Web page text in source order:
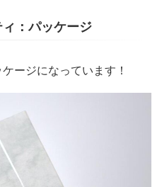
：パッケージ
ージになっています！